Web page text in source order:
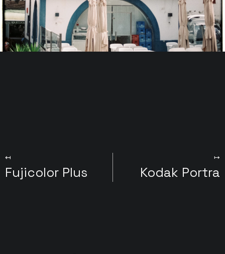
↤
Fujicolor Plus
↦
Kodak Portra